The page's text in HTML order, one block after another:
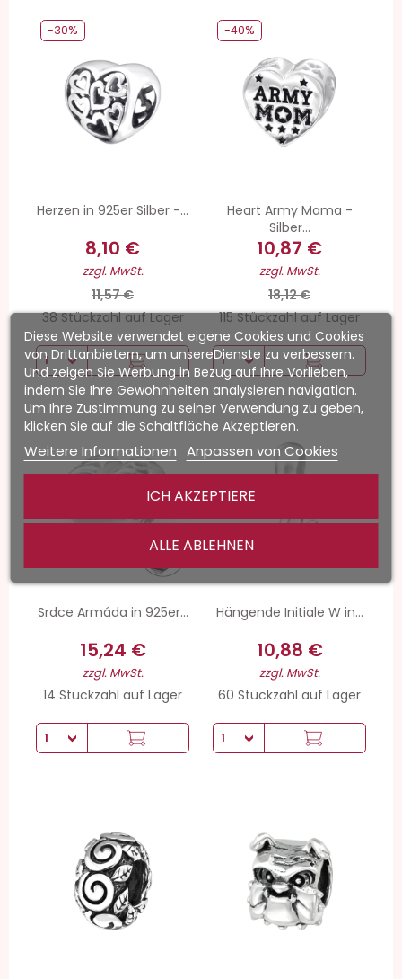
Herzen in 925er Silber -...
8,10 €
zzgl. MwSt.
11,57 €
38 Stückzahl auf Lager
-30%
Heart Army Mama -
Silber...
10,87 €
zzgl. MwSt.
18,12 €
115 Stückzahl auf Lager
-40%
Srdce Armáda in 925er...
15,24 €
zzgl. MwSt.
14 Stückzahl auf Lager
Hängende Initiale W in...
10,88 €
zzgl. MwSt.
60 Stückzahl auf Lager
Diese Website verwendet eigene Cookies und Cookies
von Drittanbietern, um unsereDienste zu verbessern.
Und zeigen Sie Werbung in Bezug auf Ihre Vorlieben,
indem Sie Ihre Gewohnheiten analysieren navigation.
Um Ihre Zustimmung zu seiner Verwendung zu geben,
klicken Sie auf die Schaltfläche Akzeptieren.
Weitere Informationen Anpassen von Cookies
ALLE ABLEHNEN
ICH AKZEPTIERE